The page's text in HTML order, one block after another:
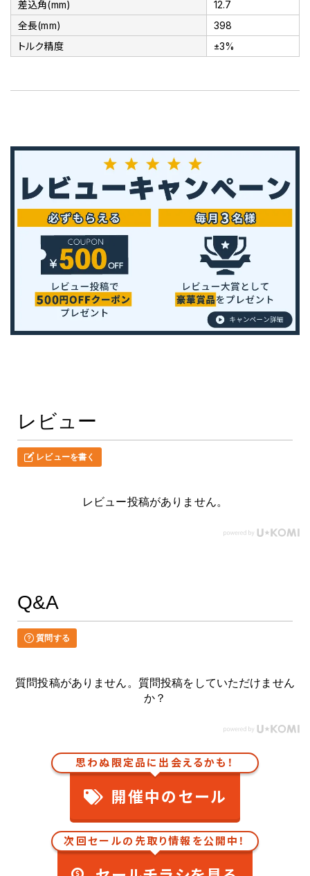
差込角(mm)
12.7
全長(mm)
398
トルク精度
±3%
レビュー
レビューを書く
レビュー投稿がありません。
Q&A
質問する
質問投稿がありません。質問投稿をしていただけません
か？
思わぬ限定品に出会えるかも！
開催中のセール
次回セールの先取り情報を公開中！